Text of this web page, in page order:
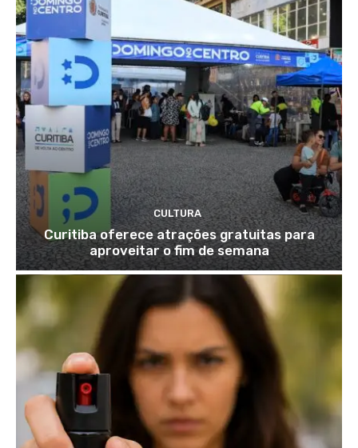
CULTURA
Curitiba oferece atrações gratuitas para
aproveitar o fim de semana